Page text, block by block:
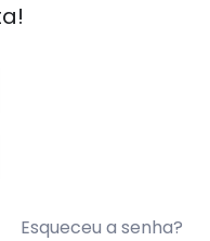
Esqueceu a senha?